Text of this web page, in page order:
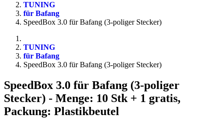
TUNING
für Bafang
SpeedBox 3.0 für Bafang (3-poliger Stecker)
TUNING
für Bafang
SpeedBox 3.0 für Bafang (3-poliger Stecker)
SpeedBox 3.0 für Bafang (3-poliger
Stecker) - Menge: 10 Stk + 1 gratis,
Packung: Plastikbeutel